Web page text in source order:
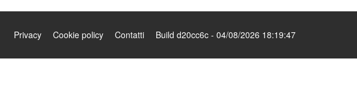
Privacy Cookie policy Contatti Build d20cc6c - 04/08/2026 18:19:47